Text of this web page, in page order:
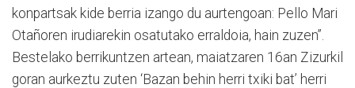
konpartsak kide berria izango du aurtengoan: Pello Mari
Otañoren irudiarekin osatutako erraldoia, hain zuzen”.
Bestelako berrikuntzen artean, maiatzaren 16an Zizurkil
goran aurkeztu zuten ‘Bazan behin herri txiki bat’ herri